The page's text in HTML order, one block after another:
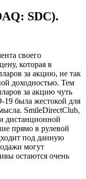
SDC).
своего
которая в
за акцию, не так
доходностью. Тем
за акцию чуть
19 была жестокой для
SmileDirectClub,
дистанционной
прямо в рулевой
под данную
могут
остаются очень